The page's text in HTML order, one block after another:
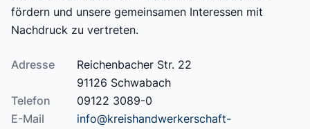
fördern und unsere gemeinsamen Interessen mit
Nachdruck zu vertreten.
Adresse
Reichenbacher Str. 22
91126 Schwabach
Telefon
09122 3089-0
E-Mail
info@kreishandwerkerschaft-